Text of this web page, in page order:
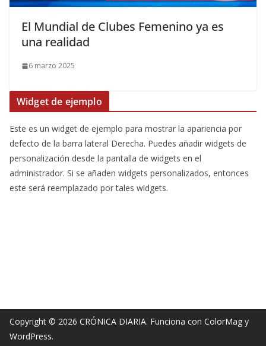
El Mundial de Clubes Femenino ya es
una realidad
6 marzo 2025
Widget de ejemplo
Este es un widget de ejemplo para mostrar la apariencia por
defecto de la barra lateral Derecha. Puedes añadir widgets de
personalización desde la pantalla de widgets en el
administrador. Si se añaden widgets personalizados, entonces
este será reemplazado por tales widgets.
Copyright © 2026 CRÓNICA DIARIA. Funciona con ColorMag y
WordPress.